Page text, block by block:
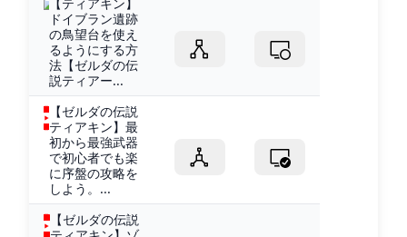
ドイブラン遺跡
の鳥望台を使え
るようにする方
法【ゼルダの伝
説ティアー...
【ゼルダの伝説
ティアキン】最
初から最強武器
で初心者でも楽
に序盤の攻略を
しよう。...
【ゼルダの伝説